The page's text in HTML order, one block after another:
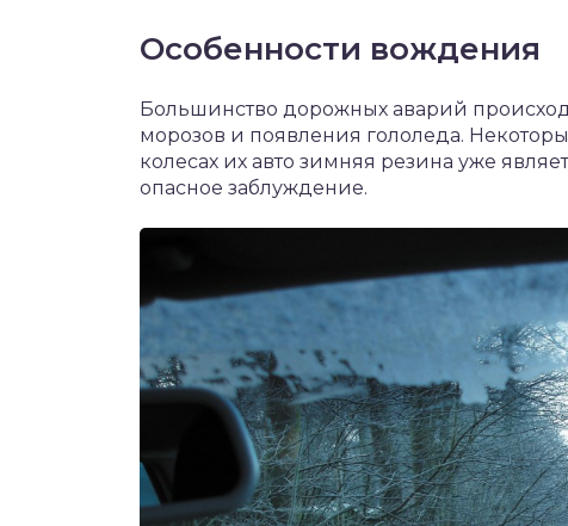
Особенности вождения
Большинство дорожных аварий
морозов и появления гололеда.
колесах их авто зимняя резина уже
опасное заблуждение.